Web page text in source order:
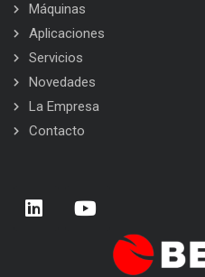
Máquinas
Aplicaciones
Servicios
Novedades
La Empresa
Contacto